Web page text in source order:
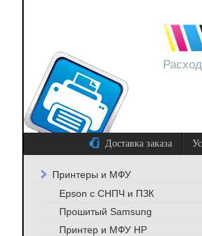
Доставка заказа
Принтеры и МФУ
Epson с СНПЧ и ПЗК
Прошитый Samsung
Принтер и МФУ HP